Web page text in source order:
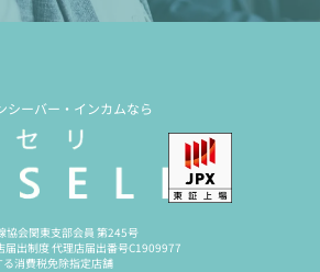
シーバー・インカムなら
協会関東支部会員 第245号
届出制度 代理店届出番号C1909977
消費税免除指定店舗